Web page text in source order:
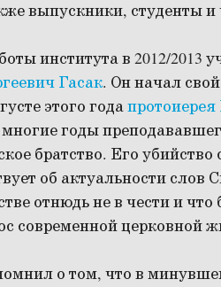
выпускники, студенты
института в 2012/
Гасак. Он начал
этого года
годы
братство. Его
об актуальности
отнюдь не в чести и
современной церковной
о том, что в